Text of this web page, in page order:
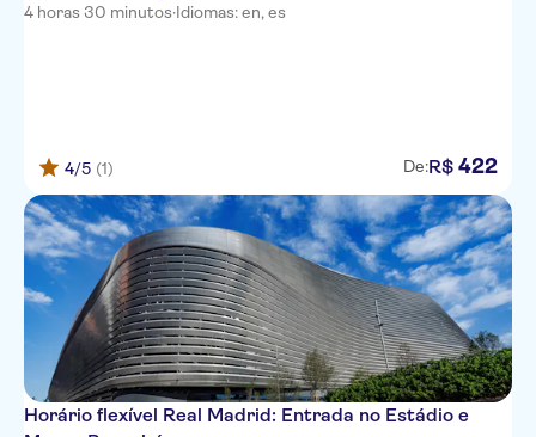
4 horas 30 minutos·Idiomas: en, es
4/5 (1) De:R$ 422
Horário flexível Real Madrid: Entrada no Estádio e